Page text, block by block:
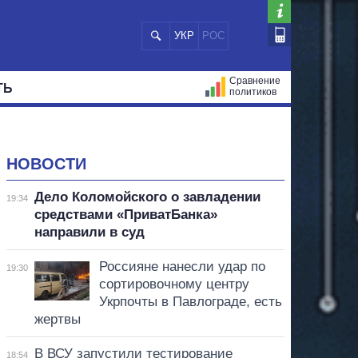
УКР РОС
Сравнение
политиков
НОВОСТИ
19:34
Дело Коломойского о завладении
средствами «ПриватБанка»
направили в суд
19:30
Россияне нанесли удар по
сортировочному центру
Укрпочты в Павлограде, есть
жертвы
18:54
В ВСУ запустили тестирование